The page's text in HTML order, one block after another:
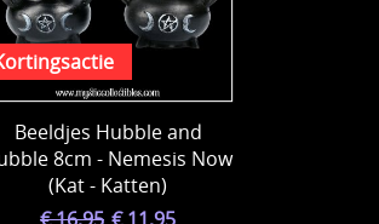
Beeldjes Hubble and
8cm - Nemesis Now
(Kat - Katten)